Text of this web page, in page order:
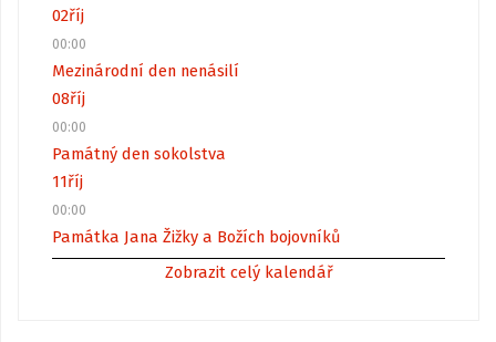
02říj
00:00
Mezinárodní den nenásilí
08říj
00:00
Památný den sokolstva
11říj
00:00
Památka Jana Žižky a Božích bojovníků
Zobrazit celý kalendář